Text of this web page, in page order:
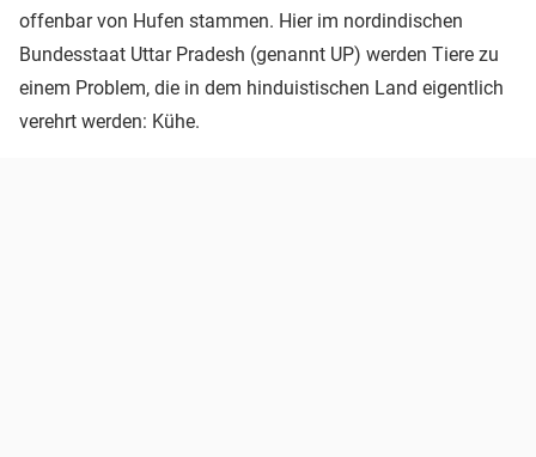
offenbar von Hufen stammen. Hier im nordindischen
Bundesstaat Uttar Pradesh (genannt UP) werden Tiere zu
einem Problem, die in dem hinduistischen Land eigentlich
verehrt werden: Kühe.